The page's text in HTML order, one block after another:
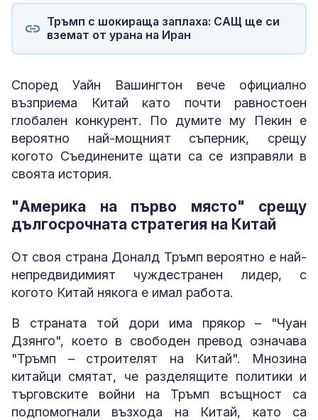
Тръмп с шокираща заплаха: САЩ ще си
вземат от урана на Иран
Според Уайн Вашингтон вече официално
възприема Китай като почти равностоен
глобален конкурент. По думите му Пекин е
вероятно най-мощният съперник, срещу
когото Съединените щати са се изправяли в
своята история.
"Америка на първо място" срещу
дългосрочната стратегия на Китай
От своя страна Доналд Тръмп вероятно е най-
непредвидимият чуждестранен лидер, с
когото Китай някога е имал работа.
В страната той дори има прякор – "Чуан
Дзянго", което в свободен превод означава
"Тръмп – строителят на Китай". Мнозина
китайци смятат, че разделящите политики и
търговските войни на Тръмп всъщност са
подпомогнали възхода на Китай, като са